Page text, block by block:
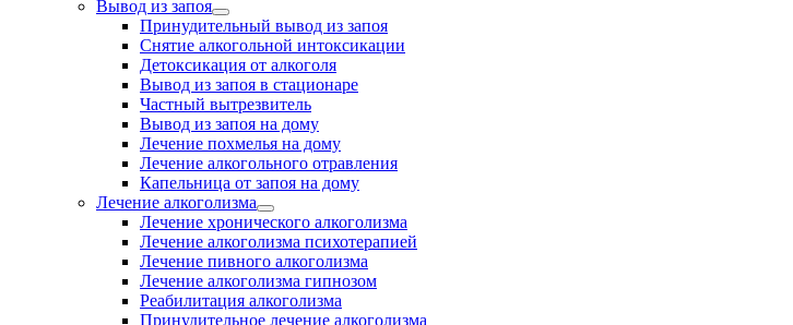
Вывод из запоя
Принудительный вывод из запоя
Снятие алкогольной интоксикации
Детоксикация от алкоголя
Вывод из запоя в стационаре
Частный вытрезвитель
Вывод из запоя на дому
Лечение похмелья на дому
Лечение алкогольного отравления
Капельница от запоя на дому
Лечение алкоголизма
Лечение хронического алкоголизма
Лечение алкоголизма психотерапией
Лечение пивного алкоголизма
Лечение алкоголизма гипнозом
Реабилитация алкоголизма
Принудительное лечение алкоголизма